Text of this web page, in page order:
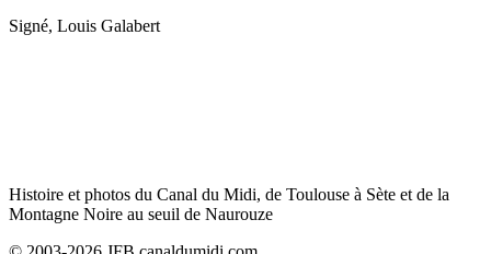
Signé, Louis Galabert
Histoire et photos du Canal du Midi, de Toulouse à Sète et de la
Montagne Noire au seuil de Naurouze